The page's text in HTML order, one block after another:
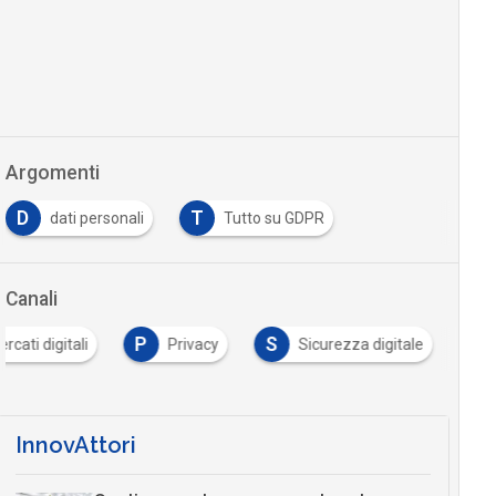
Argomenti
D dati personali T Tutto su GDPR
Canali
digitali P Privacy S Sicurezza digitale
InnovAttori